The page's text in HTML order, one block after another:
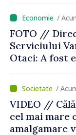
/
FOTO //
Serviciului
Otaci: A fost
control vamal
performant
/
VIDEO //
cel mai mare
amalgamare